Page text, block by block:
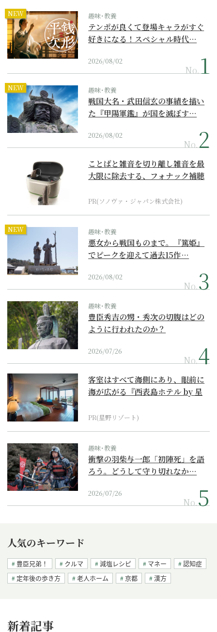
NEW 趣味･教養
テンポが良くて登場キャラがすぐ
好きになる！スペシャル時代…
2026/08/02
No.
NEW 趣味･教養
戦国大名・武田信玄の事績を描い
た『甲陽軍鑑』が国を滅ぼす…
2026/08/02
No.
ことばと雑音を切り離し雑音を最
大限に除去する、フォナック補聴
PR(ソノヴァ・ジャパン株式会社)
NEW 趣味･教養
悪女から戦国ものまで。『篤姫』
でピークを迎えて過去15作…
2026/08/02
No.
趣味･教養
豊臣秀吉の甥・秀次の切腹はどの
ように行われたのか？
2026/07/26
No.
客室はすべて海側にあり、眼前に
海が広がる『西表島ホテル by 星
PR(星野リゾート)
趣味･教養
衝撃の羽柴与一郎「初陣死」を語
ろう。どうして守り切れなか…
2026/07/26
No.
人気のキーワード
豊臣兄弟！ クルマ 減塩レシピ マネー
認知症
定年後の歩き方
老人ホーム 京都 漢方
新着記事